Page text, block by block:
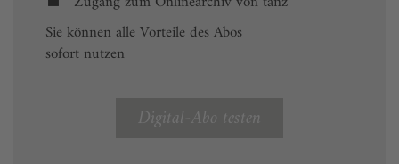
Sie können alle Vorteile des Abos
sofort nutzen
Digital-Abo testen